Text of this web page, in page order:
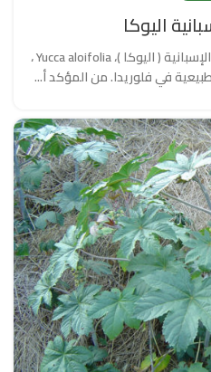
اليوكا
الحربة الاسبانية ( اليوكا ) الحربة الإسبانية ( اليوكا )، Yucca aloifolia ،
في فلوريدا. من المؤكد أ...